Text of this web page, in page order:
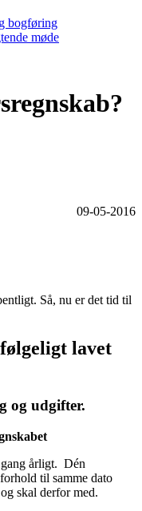
bogføring
møde
09-05-2016
Så, nu er det tid til
lavet
og udgifter.
årligt. Dén
til samme dato
skal derfor med.